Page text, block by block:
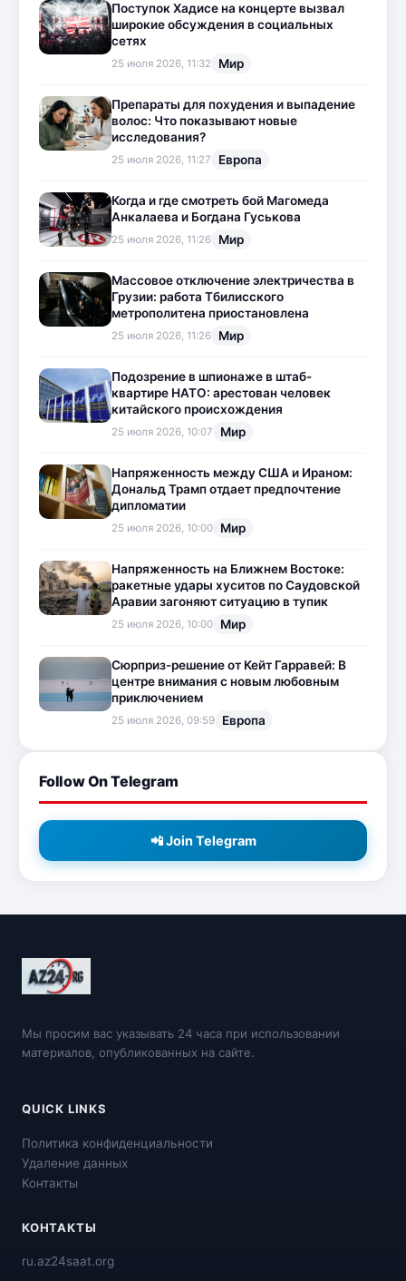
Поступок Хадисе на концерте вызвал
широкие обсуждения в социальных
сетях
25 июля 2026, 11:32 Мир
Препараты для похудения и выпадение
волос: Что показывают новые
исследования?
25 июля 2026, 11:27 Европа
Когда и где смотреть бой Магомеда
Анкалаева и Богдана Гуськова
25 июля 2026, 11:26 Мир
Массовое отключение электричества в
Грузии: работа Тбилисского
метрополитена приостановлена
25 июля 2026, 11:26 Мир
Подозрение в шпионаже в штаб-
квартире НАТО: арестован человек
китайского происхождения
25 июля 2026, 10:07 Мир
Напряженность между США и Ираном:
Дональд Трамп отдает предпочтение
дипломатии
25 июля 2026, 10:00 Мир
Напряженность на Ближнем Востоке:
ракетные удары хуситов по Саудовской
Аравии загоняют ситуацию в тупик
25 июля 2026, 10:00 Мир
Сюрприз-решение от Кейт Гарравей: В
центре внимания с новым любовным
приключением
25 июля 2026, 09:59 Европа
Follow On Telegram
📲 Join Telegram
Мы просим вас указывать 24 часа при использовании
материалов, опубликованных на сайте.
QUICK LINKS
Политика конфиденциальности
Удаление данных
Контакты
КОНТАКТЫ
ru.az24saat.org